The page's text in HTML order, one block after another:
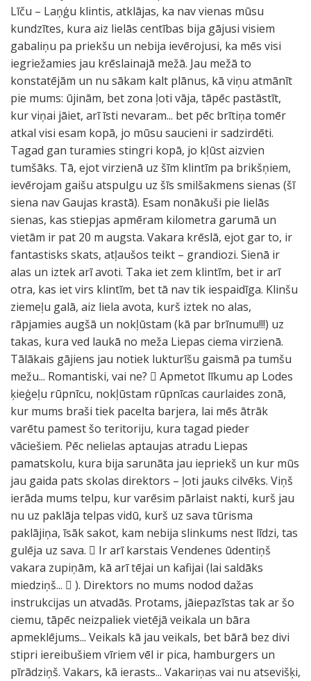
Līču – Laņģu klintis, atklājas, ka nav vienas mūsu
kundzītes, kura aiz lielās centības bija gājusi visiem
gabaliņu pa priekšu un nebija ievērojusi, ka mēs visi
iegriežamies jau krēslainajā mežā. Jau mežā to
konstatējām un nu sākam kalt plānus, kā viņu atmānīt
pie mums: ūjinām, bet zona ļoti vāja, tāpēc pastāstīt,
kur viņai jāiet, arī īsti nevaram... bet pēc brītiņa tomēr
atkal visi esam kopā, jo mūsu saucieni ir sadzirdēti.
Tagad gan turamies stingri kopā, jo kļūst aizvien
tumšāks. Tā, ejot virzienā uz šīm klintīm pa brikšņiem,
ievērojam gaišu atspulgu uz šīs smilšakmens sienas (šī
siena nav Gaujas krastā). Esam nonākuši pie lielās
sienas, kas stiepjas apmēram kilometra garumā un
vietām ir pat 20 m augsta. Vakara krēslā, ejot gar to, ir
fantastisks skats, atļaušos teikt – grandiozi. Sienā ir
alas un iztek arī avoti. Taka iet zem klintīm, bet ir arī
otra, kas iet virs klintīm, bet tā nav tik iespaidīga. Klinšu
ziemeļu galā, aiz liela avota, kurš iztek no alas,
rāpjamies augšā un nokļūstam (kā par brīnumu!!!) uz
takas, kura ved laukā no meža Liepas ciema virzienā.
Tālākais gājiens jau notiek lukturīšu gaismā pa tumšu
mežu... Romantiski, vai ne?  Apmetot līkumu ap Lodes
ķieģeļu rūpnīcu, nokļūstam rūpnīcas caurlaides zonā,
kur mums braši tiek pacelta barjera, lai mēs ātrāk
varētu pamest šo teritoriju, kura tagad pieder
vāciešiem. Pēc nelielas aptaujas atradu Liepas
pamatskolu, kura bija sarunāta jau iepriekš un kur mūs
jau gaida pats skolas direktors – ļoti jauks cilvēks. Viņš
ierāda mums telpu, kur varēsim pārlaist nakti, kurš jau
nu uz paklāja telpas vidū, kurš uz sava tūrisma
paklājiņa, īsāk sakot, kam nebija slinkums nest līdzi, tas
gulēja uz sava.  Ir arī karstais Vendenes ūdentiņš
vakara zupiņām, kā arī tējai un kafijai (lai saldāks
miedziņš...  ). Direktors no mums nodod dažas
instrukcijas un atvadās. Protams, jāiepazīstas tak ar šo
ciemu, tāpēc neizpaliek vietējā veikala un bāra
apmeklējums... Veikals kā jau veikals, bet bārā bez divi
stipri iereibušiem vīriem vēl ir pica, hamburgers un
pīrādziņš. Vakars, kā ierasts... Vakariņas vai nu atsevišķi,